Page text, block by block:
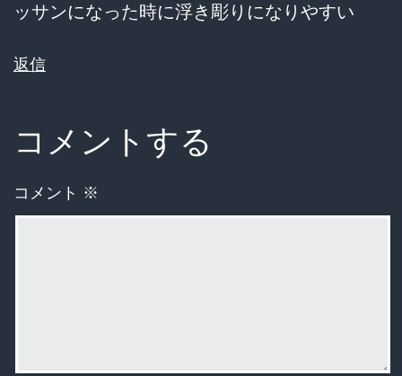
ッサンになった時に浮き彫りになりやすい
返信
コメントする
コメント ※